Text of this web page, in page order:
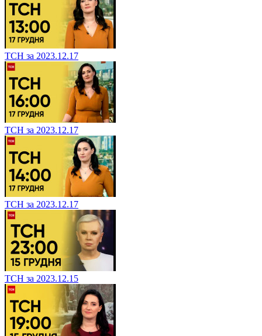
ТСН за 2023.12.17
ТСН за 2023.12.17
ТСН за 2023.12.17
ТСН за 2023.12.15